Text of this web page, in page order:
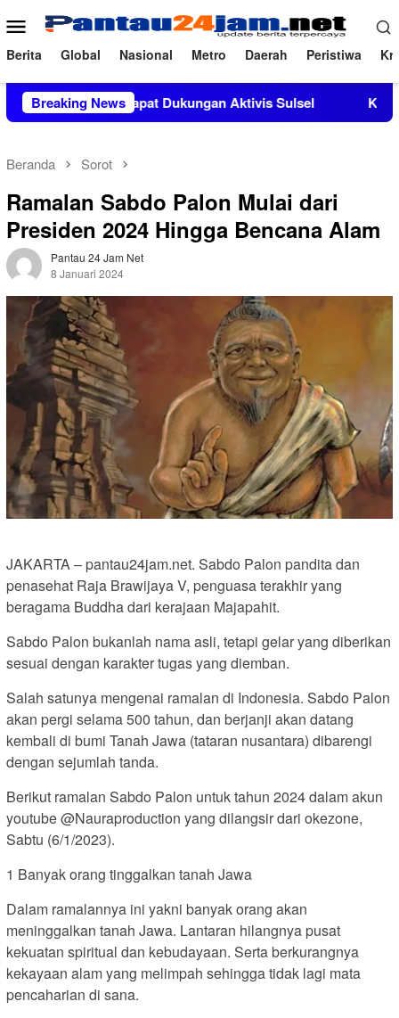
ke
konten
Menu
Mobile
Berita Global Nasional Metro Daerah Peristiwa
Breaking News
Mendapat Dukungan Aktivis Sulsel Kapolres
Beranda Sorot
Ramalan Sabdo Palon Mulai dari
Presiden 2024 Hingga Bencana Alam
Pantau 24 Jam Net
8 Januari 2024
JAKARTA – pantau24jam.net. Sabdo Palon pandita dan
penasehat Raja Brawijaya V, penguasa terakhir yang
beragama Buddha dari kerajaan Majapahit.
Sabdo Palon bukanlah nama asli, tetapi gelar yang diberikan
sesuai dengan karakter tugas yang diemban.
Salah satunya mengenai ramalan di Indonesia. Sabdo Palon
akan pergi selama 500 tahun, dan berjanji akan datang
kembali di bumi Tanah Jawa (tataran nusantara) dibarengi
dengan sejumlah tanda.
Berikut ramalan Sabdo Palon untuk tahun 2024 dalam akun
youtube @Nauraproduction yang dilangsir dari okezone,
Sabtu (6/1/2023).
1 Banyak orang tinggalkan tanah Jawa
Dalam ramalannya ini yakni banyak orang akan
meninggalkan tanah Jawa. Lantaran hilangnya pusat
kekuatan spiritual dan kebudayaan. Serta berkurangnya
kekayaan alam yang melimpah sehingga tidak lagi mata
pencaharian di sana.